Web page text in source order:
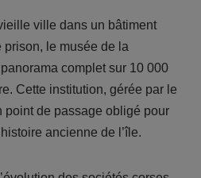
ville dans un bâtiment
prison, le musée de la
complet sur 10 000
Cette institution, gérée par le
point de passage obligé pour
ancienne de l’île.